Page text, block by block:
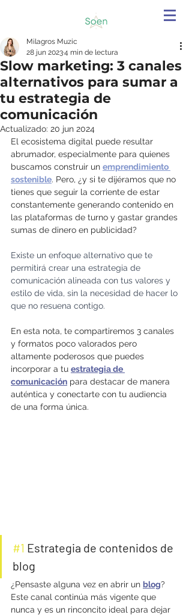
Slow marketing: 3 canales
alternativos para sumar a
tu estrategia de
comunicación
Milagros Muzic
28 jun 20234 min de lectura
Actualizado: 20 jun 2024
El ecosistema digital puede resultar
abrumador, especialmente para quienes
buscamos construir un emprendimiento
sostenible. Pero, ¿y si te dijéramos que no
tienes que seguir la corriente de estar
constantemente generando contenido en
las plataformas de turno y gastar grandes
sumas de dinero en publicidad?
Existe un enfoque alternativo que te
permitirá crear una estrategia de
comunicación alineada con tus valores y
estilo de vida, sin la necesidad de hacer lo
que no resuena contigo.
En esta nota, te compartiremos 3 canales
y formatos poco valorados pero
altamente poderosos que puedes
incorporar a tu estrategia de
comunicación para destacar de manera
auténtica y conectarte con tu audiencia
de una forma única.
#1 Estrategia de contenidos de
blog
¿Pensaste alguna vez en abrir un blog?
Este canal continúa más vigente que
nunca y es un rinconcito ideal para dejar